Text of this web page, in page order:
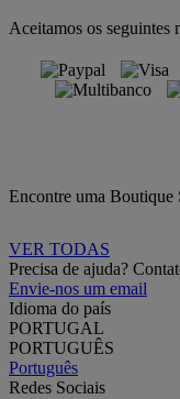
Aceitamos os seguintes
Encontre uma Boutique
VER TODAS
Precisa de ajuda?
Envie-nos um email
Idioma do país
PORTUGAL
PORTUGUÊS
Português
Redes Sociais